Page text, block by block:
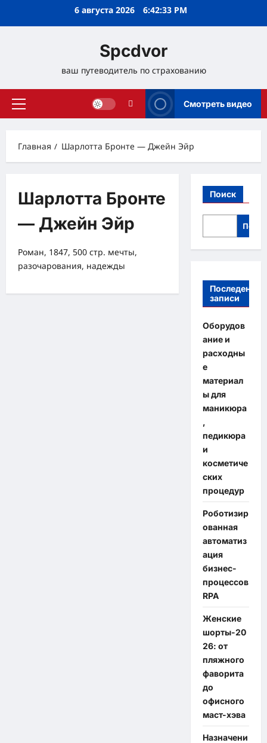
6 августа 2026 6:42:34 PM
Spcdvor
ваш путеводитель по страхованию
Основное
Смотреть видео
Главная Шарлотта Бронте — Джейн Эйр
Шарлотта Бронте
— Джейн Эйр
Роман, 1847, 500 стр. мечты,
разочарования, надежды
Поиск
Поиск
Последение
записи
Оборудов
ание и
расходны
е
материал
ы для
маникюра
,
педикюра
и
косметиче
ских
процедур
Роботизир
ованная
автоматиз
ация
бизнес-
процессов
RPA
Женские
шорты-20
26: от
пляжного
фаворита
до
офисного
маст-хэва
Назначени